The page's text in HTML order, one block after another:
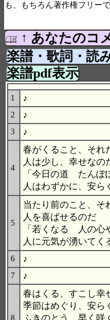
も、もちろん著作権フリー
↑ あなたのコ
楽譜・歌詞・読
楽譜pdf表示
1 ♪
2
♪
3
♪
4
春がくること、それ
人は少し、幸せなの
「今日の道 たんぽ
人はわずかに、安ら
5
当たり前のこと、そ
人を喜ばせるのだ
「若くなる 人の心
人に元気が湧いてく
6 ♪
7
♪
8
春はくる、すこし幸
季節はめぐり、安ら
ふきのとう 早く咲